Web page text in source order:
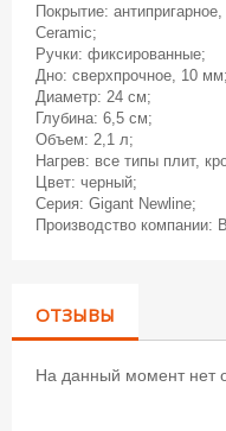
Покрытие:
Ceramic;
Ручки: фиксированные;
Дно: сверхпрочное, 10 мм;
Диаметр: 24 см;
Глубина: 6,5 см;
Объем: 2,1 л;
Нагрев: все типы плит,
Цвет: черный;
Серия: Gigant Newline;
Производство компании:
ОТЗЫВЫ
На данный момент нет